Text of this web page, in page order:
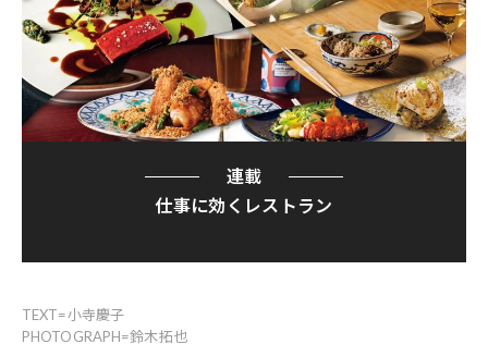
連載
仕事に効くレストラン
TEXT=小寺慶子
PHOTOGRAPH=鈴木拓也